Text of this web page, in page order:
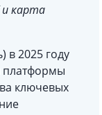
карта
в 2025 году
ключевых